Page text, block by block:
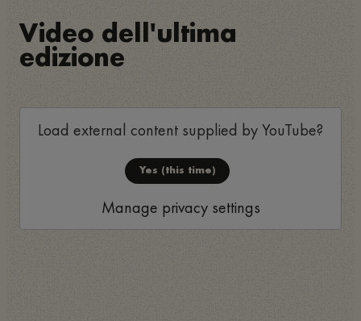
Video dell'ultima
edizione
Load external content supplied byYouTube?
Yes (this time)
Manage privacy settings